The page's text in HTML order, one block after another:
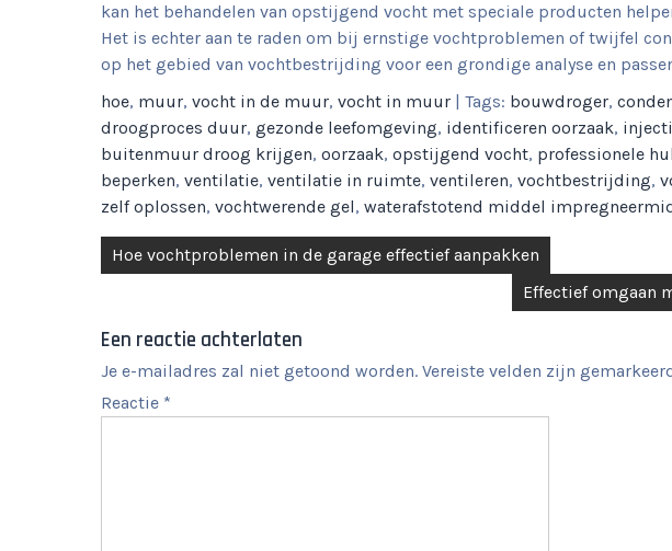
kan het behandelen van opstijgend vocht met speciale producten
Het is echter aan te raden om bij ernstige vochtproblemen of twijfel
op het gebied van vochtbestrijding voor een grondige analyse en
hoe, muur, vocht in de muur, vocht in muur | Tags: bouwdroger,
droogproces duur, gezonde leefomgeving, identificeren oorzaak,
buitenmuur droog krijgen, oorzaak, opstijgend vocht, professionele
beperken, ventilatie, ventilatie in ruimte, ventileren, vochtbestrijding,
zelf oplossen, vochtwerende gel, waterafstotend middel
Berichtnavigatie
Hoe vochtproblemen in de garage effectief aanpakken
Effectief omgaan
Een reactie achterlaten
Je e-mailadres zal niet getoond worden. Vereiste velden zijn
Reactie *